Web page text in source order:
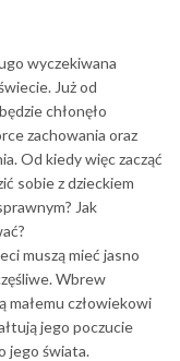
wyczekiwana
Już od
chłonęło
zachowania oraz
Od kiedy więc zacząć
sobie z dzieckiem
Jak
muszą mieć jasno
Wbrew
małemu człowiekowi
jego poczucie
jego świata.